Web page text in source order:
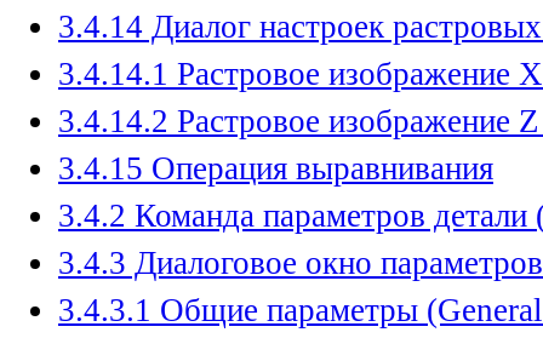
3.4.14 Диалог настроек
3.4.14.1 Растровое изображение
3.4.14.2 Растровое изображение
3.4.15 Операция выравнивания
3.4.2 Команда параметров детали
3.4.3 Диалоговое окно
3.4.3.1 Общие параметры